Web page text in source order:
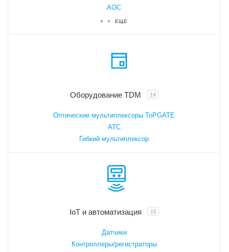
AOC
+ + ЕЩЕ
Оборудование TDM 14
Оптические мультиплексоры ToPGATE
АТС
Гибкий мультиплексор
IoT и автоматизация 15
Датчики
Контроллеры/регистраторы